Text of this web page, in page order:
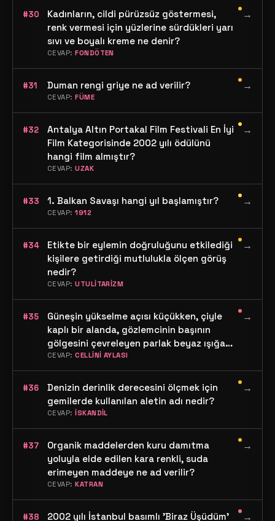
#30
Kadınların, cildi pürüzsüz göstermesi,
renk vermesi için yüzlerine sürdükleri yarı
sıvı ve boyalı kreme ne denir?
CEVAP:FONDÖTEN
•→
#31 Duman rengi griye ne ad verilir?
CEVAP:FÜME
•→
#32
Antalya Altın Portakal Film Festivali En İyi
Film Kategorisinde 2002 yılı ödülünü
hangi film almıştır?
CEVAP:UZAK
•→
#33 1. Balkan Savaşı hangi yıl başlamıştır?
CEVAP:1912
•→
#34
Etikte bir eylemin doğruluğunu etkilediği
kişilere getirdiği mutlulukla ölçen görüş
nedir?
CEVAP:UTULİTARİZM
•→
#35
Güneşin yükselme açısı küçükken, çiyle
kaplı bir alanda, gözlemcinin başının
gölgesini çevreleyen parlak beyaz ışığa
ne ad verilir?
CEVAP:CELLİNİ AYLASI
•→
#36
Denizin derinlik derecesini ölçmek için
gemilerde kullanılan aletin adı nedir?
CEVAP:İSKANDİL
•→
#37
Organik maddelerden kuru damıtma
yoluyla elde edilen kara renkli, suda
erimeyen maddeye ne ad verilir?
CEVAP:KATRAN
•→
#38
2002 yılı İstanbul basımlı 'Biraz Üşüdüm'
•→